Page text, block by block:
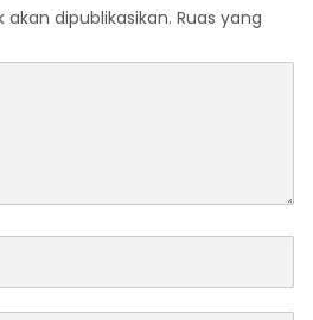
dipublikasikan. Ruas yang